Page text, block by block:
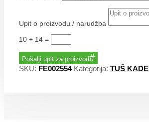
Upit o proizvodu / narudžba
10 + 14 =
Pošalji upit za proizvod
SKU: FE002554 Kategorija: TUŠ KADE